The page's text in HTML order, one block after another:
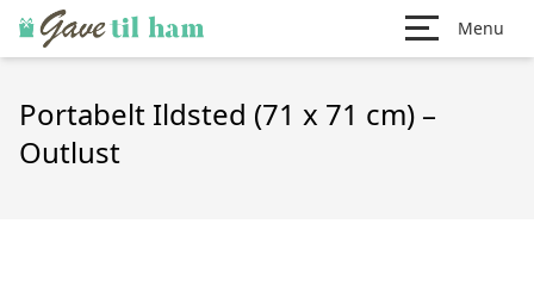
Menu
Portabelt Ildsted (71 x 71 cm) –
Outlust